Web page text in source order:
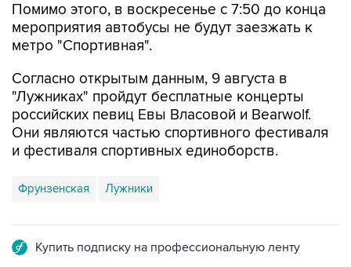
Помимо этого, в воскресенье с 7:50 до конца
мероприятия автобусы не будут заезжать к
метро "Спортивная".
Согласно открытым данным, 9 августа в
"Лужниках" пройдут бесплатные концерты
российских певиц Евы Власовой и Bearwolf.
Они являются частью спортивного фестиваля
и фестиваля спортивных единоборств.
Фрунзенская Лужники
Купить подписку на профессиональную ленту